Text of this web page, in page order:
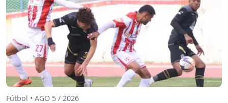
Fútbol • AGO 5 / 2026